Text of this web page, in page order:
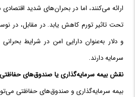
ارائه می‌کنند، اما در بحران‌های شدید
تحت تاثیر تورم کاهش یابد. در مقابل، در
و دلار به‌عنوان دارایی امن در شرایط
سرمایه دارند.
نقش بیمه سرمایه‌گذاری یا صندوق‌های
بیمه سرمایه‌گذاری و صندوق‌های حفاظتی